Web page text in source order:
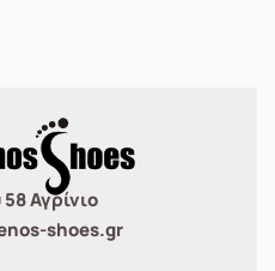
58 Αγρίνιο
shoes.gr